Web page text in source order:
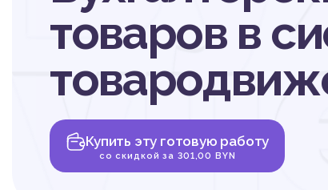
товаров в
Купить эту готовую работу
со скидкой за 301,00 BYN